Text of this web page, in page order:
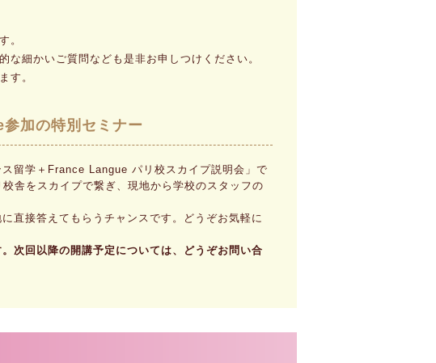
。
細かいご質問なども是非お申しつけください。
す。
加の特別セミナー
留学＋France Langue パリ校スカイプ説明会」で
舎をスカイプで繋ぎ、現地から学校のスタッフの
直接答えてもらうチャンスです。どうぞお気軽に
次回以降の開講予定については、どうぞお問い合